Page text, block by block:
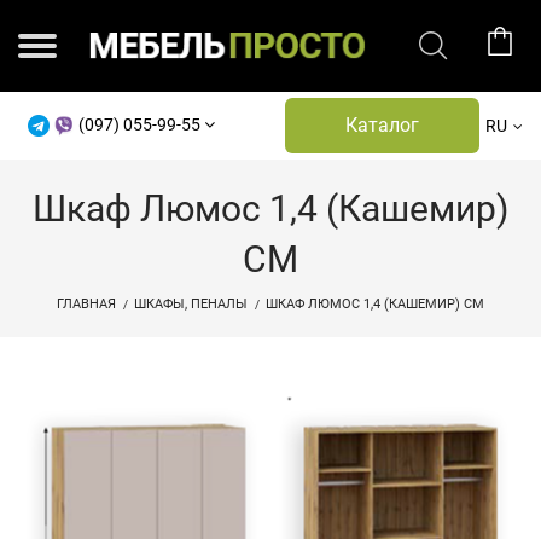
(097) 055-99-55 Каталог RU
Шкаф Люмос 1,4 (Кашемир)
СМ
ГЛАВНАЯ ШКАФЫ, ПЕНАЛЫ ШКАФ ЛЮМОС 1,4 (КАШЕМИР) СМ